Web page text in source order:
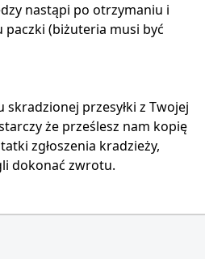
nastąpi po otrzymaniu i
paczki (biżuteria musi być
skradzionej przesyłki z Twojej
że prześlesz nam kopię
zgłoszenia kradzieży,
dokonać zwrotu.